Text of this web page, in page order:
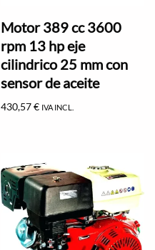
Motor 389 cc 3600
rpm 13 hp eje
cilindrico 25 mm con
sensor de aceite
430,57€ IVA INCL.